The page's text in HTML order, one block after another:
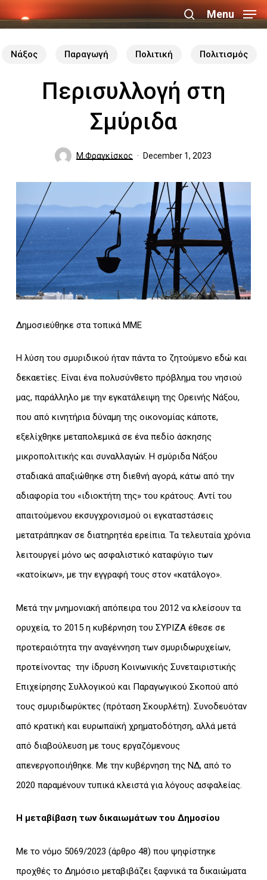
to
main
search
Menu
Νάξος Παραγωγή Πολιτική Πολιτισμός
Περισυλλογή στη
Σμύριδα
Μ.Φραγκίσκος December 1, 2023
Δημοσιεύθηκε στα τοπικά ΜΜΕ
Η λύση του σμυριδικού ήταν πάντα το ζητούμενο εδώ και
δεκαετίες. Είναι ένα πολυσύνθετο πρόβλημα του νησιού
μας, παράλληλο με την εγκατάλειψη της Ορεινής Νάξου,
που από κινητήρια δύναμη της οικονομίας κάποτε,
εξελίχθηκε μεταπολεμικά σε ένα πεδίο άσκησης
μικροπολιτικής και συναλλαγών. Η σμύριδα Νάξου
σταδιακά απαξιώθηκε στη διεθνή αγορά, κάτω από την
αδιαφορία του «ιδιοκτήτη της» του κράτους. Αντί του
απαιτούμενου εκσυγχρονισμού οι εγκαταστάσεις
μετατράπηκαν σε διατηρητέα ερείπια. Τα τελευταία χρόνια
λειτουργεί μόνο ως ασφαλιστικό καταφύγιο των
«κατοίκων», με την εγγραφή τους στον «κατάλογο».
Μετά την μνημονιακή απόπειρα του 2012 να κλείσουν τα
ορυχεία, το 2015 η κυβέρνηση του ΣΥΡΙΖΑ έθεσε σε
προτεραιότητα την αναγέννηση των σμυριδωρυχείων,
προτείνοντας την ίδρυση Κοινωνικής Συνεταιριστικής
Επιχείρησης Συλλογικού και Παραγωγικού Σκοπού από
τους σμυριδωρύκτες (πρόταση Σκουρλέτη). Συνοδευόταν
από κρατική και ευρωπαϊκή χρηματοδότηση, αλλά μετά
από διαβούλευση με τους εργαζόμενους
απενεργοποιήθηκε. Με την κυβέρνηση της ΝΔ, από το
2020 παραμένουν τυπικά κλειστά για λόγους ασφαλείας.
Η μεταβίβαση των δικαιωμάτων του Δημοσίου
Με το νόμο 5069/2023 (άρθρο 48) που ψηφίστηκε
προχθές το Δημόσιο μεταβιβάζει ξαφνικά τα δικαιώματα
Menu